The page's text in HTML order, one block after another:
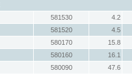
581530
4.2
581520
4.5
580170
15.8
580160
16.1
580090
47.6